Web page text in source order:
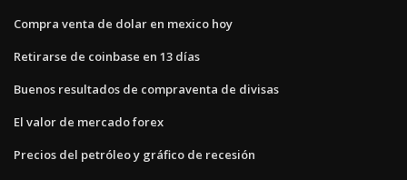
Compra venta de dolar en mexico hoy
Retirarse de coinbase en 13 días
Buenos resultados de compraventa de divisas
El valor de mercado forex
Precios del petróleo y gráfico de recesión